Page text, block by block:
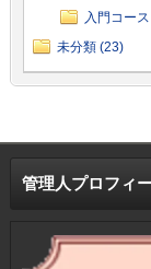
入門コー
未分類 (23)
管理人プロフィ